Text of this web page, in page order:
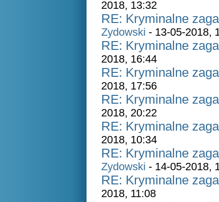
2018, 13:32
RE: Kryminalne
Zydowski - 13-05-2018,
RE: Kryminalne
2018, 16:44
RE: Kryminalne
2018, 17:56
RE: Kryminalne
2018, 20:22
RE: Kryminalne
2018, 10:34
RE: Kryminalne
Zydowski - 14-05-2018,
RE: Kryminalne
2018, 11:08